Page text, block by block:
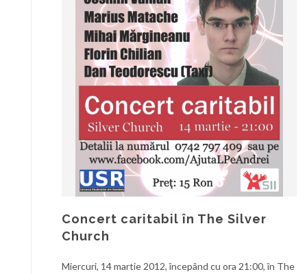
Concert caritabil în The Silver
Church
Miercuri, 14 martie 2012, începând cu ora 21:00, în The